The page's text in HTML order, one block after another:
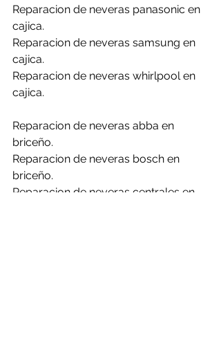
Reparacion de neveras panasonic en
cajica.
Reparacion de neveras samsung en
cajica.
Reparacion de neveras whirlpool en
cajica.
Reparacion de neveras abba en
briceño.
Reparacion de neveras bosch en
briceño.
Reparacion de neveras centrales en